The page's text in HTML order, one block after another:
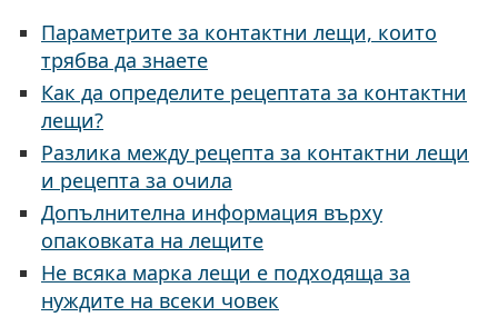
Prada
Всички марки
Параметрите за контактни лещи, които
трябва да знаете
Как да определите рецептата за контактни
лещи?
Разлика между рецепта за контактни лещи
и рецепта за очила
Допълнителна информация върху
опаковката на лещите
Не всяка марка лещи е подходяща за
нуждите на всеки човек